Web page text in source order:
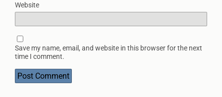
Website
Save my name, email, and website in this browser for the next
time I comment.